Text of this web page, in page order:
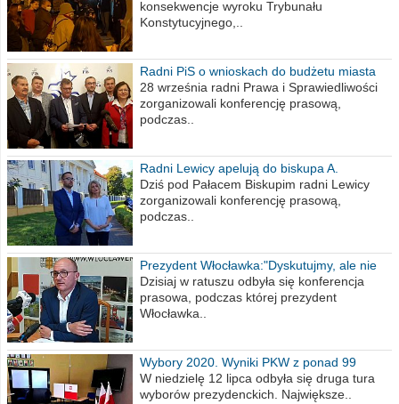
konsekwencje wyroku Trybunału
Konstytucyjnego,..
Radni PiS o wnioskach do budżetu miasta
na 2021 rok
28 września radni Prawa i Sprawiedliwości
zorganizowali konferencję prasową,
podczas..
Radni Lewicy apelują do biskupa A.
Wiesława Meringa
Dziś pod Pałacem Biskupim radni Lewicy
zorganizowali konferencję prasową,
podczas..
Prezydent Włocławka:"Dyskutujmy, ale nie
obrażajmy się”
Dzisiaj w ratuszu odbyła się konferencja
prasowa, podczas której prezydent
Włocławka..
Wybory 2020. Wyniki PKW z ponad 99
procent obwodów
W niedzielę 12 lipca odbyła się druga tura
wyborów prezydenckich. Największe..